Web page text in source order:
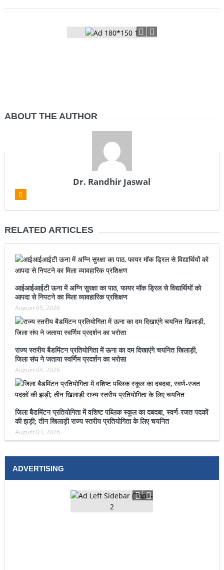
ABOUT THE AUTHOR
Dr. Randhir Jaswal
RELATED ARTICLES
आईआईआईटी ऊना में अग्नि सुरक्षा का पाठ, फायर मॉक ड्रिल से विद्यार्थियों को
आपदा से निपटने का मिला व्यावहारिक प्रशिक्षण
August 05, 2026
राज्य स्तरीय बैडमिंटन प्रतियोगिता में ऊना का दम दिखाएंगे चयनित खिलाड़ी,
जिला संघ ने जताया स्वर्णिम प्रदर्शन का भरोसा
August 04, 2026
जिला बैडमिंटन प्रतियोगिता में वशिष्ट पब्लिक स्कूल का दबदबा, स्वर्ण-रजत पदकों
की झड़ी; तीन खिलाड़ी राज्य स्तरीय प्रतियोगिता के लिए चयनित
August 03, 2026
ADVERTISING